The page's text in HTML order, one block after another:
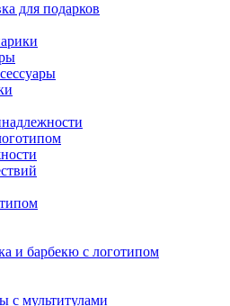
для подарков
и барбекю с логотипом
с мультитулами